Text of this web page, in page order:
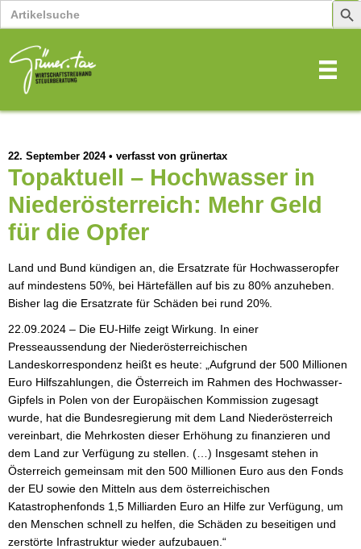
Search
for:
22. September 2024• verfasst von grünertax
Topaktuell – Hochwasser in
Niederösterreich: Mehr Geld
für die Opfer
Land und Bund kündigen an, die Ersatzrate für Hochwasseropfer
auf mindestens 50%, bei Härtefällen auf bis zu 80% anzuheben.
Bisher lag die Ersatzrate für Schäden bei rund 20%.
22.09.2024 – Die EU-Hilfe zeigt Wirkung. In einer
Presseaussendung der Niederösterreichischen
Landeskorrespondenz heißt es heute: „Aufgrund der 500 Millionen
Euro Hilfszahlungen, die Österreich im Rahmen des Hochwasser-
Gipfels in Polen von der Europäischen Kommission zugesagt
wurde, hat die Bundesregierung mit dem Land Niederösterreich
vereinbart, die Mehrkosten dieser Erhöhung zu finanzieren und
dem Land zur Verfügung zu stellen. (…) Insgesamt stehen in
Österreich gemeinsam mit den 500 Millionen Euro aus den Fonds
der EU sowie den Mitteln aus dem österreichischen
Katastrophenfonds 1,5 Milliarden Euro an Hilfe zur Verfügung, um
den Menschen schnell zu helfen, die Schäden zu beseitigen und
zerstörte Infrastruktur wieder aufzubauen.“